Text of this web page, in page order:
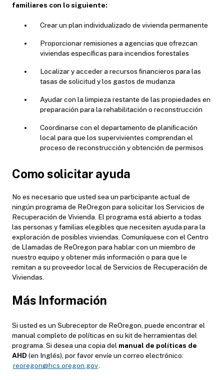
familiares con lo siguiente:
Crear un plan individualizado de vivienda permanente
Proporcionar remisiones a agencias que ofrezcan
viviendas especíﬁcas para incendios forestales
Localizar y acceder a recursos ﬁnancieros para las
tasas de solicitud y los gastos de mudanza
Ayudar con la limpieza restante de las propiedades en
preparación para la rehabilitación o reconstrucción
Coordinarse con el departamento de planiﬁcación
local para que los supervivientes comprendan el
proceso de reconstrucción y obtención de permisos
Como solicitar ayuda
No es necesario que usted sea un participante actual de
ningún programa de ReOregon para solicitar los Servicios de
Recuperación de Vivienda. El programa está abierto a todas
las personas y familias elegibles que necesiten ayuda para la
exploración de posibles viviendas. Comuníquese con el Centro
de Llamadas de ReOregon para hablar con un miembro de
nuestro equipo y obtener más información o para que le
remitan a su proveedor local de Servicios de Recuperación de
Viviendas.
Más Información
Si usted es un Subreceptor de ReOregon, puede encontrar el
manual completo de políticas en su kit de herramientas del
programa. Si desea una copia del manual de políticas de
AHD (en Inglés), por favor envíe un correo electrónico:
reoregon@hcs.oregon.gov